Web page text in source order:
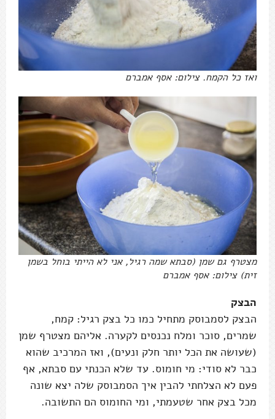
ואז כל הקמח. צילום: אסף אמברם
מצטרף גם שמן (סבתא שמה רגיל, אני לא הייתי בוחל בשמן
זית) צילום: אסף אמברם
הבצק
הבצק לסמבוסק מתחיל כמו כל בצק רגיל: קמח,
שמרים, סוכר ומלח נכנסים לקערה. אליהם מצטרף שמן
(שעושה את הכל יותר חלק ונעים), ואז המרכיב שהוא
כבר לא סודי: מי חומוס. עד שלא הכנתי עם סבתא, אף
פעם לא הצלחתי להבין איך הסמבוסק שלה יצא שונה
מכל בצק אחר שטעמתי, ומי החומוס הם התשובה.